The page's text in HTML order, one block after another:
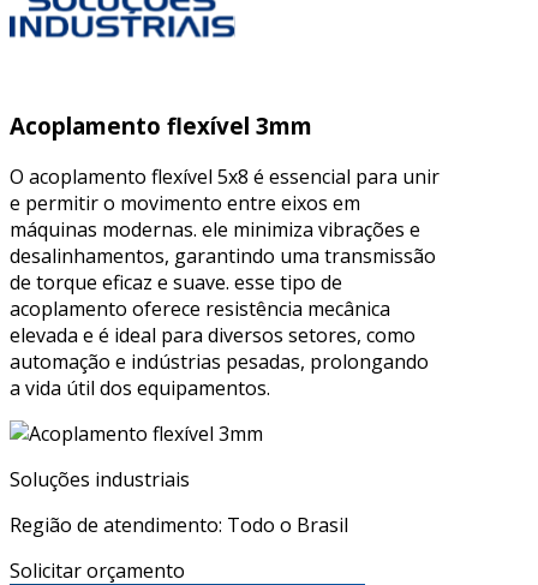
Acoplamento flexível 3mm
O acoplamento flexível 5x8 é essencial para unir
e permitir o movimento entre eixos em
máquinas modernas. ele minimiza vibrações e
desalinhamentos, garantindo uma transmissão
de torque eficaz e suave. esse tipo de
acoplamento oferece resistência mecânica
elevada e é ideal para diversos setores, como
automação e indústrias pesadas, prolongando
a vida útil dos equipamentos.
Soluções industriais
Região de atendimento: Todo o Brasil
Solicitar orçamento